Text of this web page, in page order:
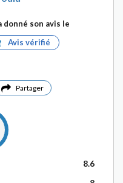
donné son avis le
Avis vérifié
Partager
8.6